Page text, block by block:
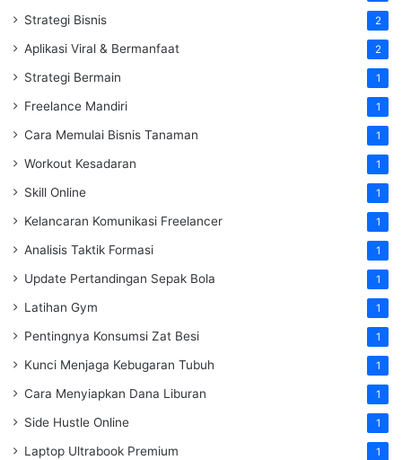
Strategi Bisnis 2
Aplikasi Viral & Bermanfaat 2
Strategi Bermain 1
Freelance Mandiri 1
Cara Memulai Bisnis Tanaman 1
Workout Kesadaran 1
Skill Online 1
Kelancaran Komunikasi Freelancer 1
Analisis Taktik Formasi 1
Update Pertandingan Sepak Bola 1
Latihan Gym 1
Pentingnya Konsumsi Zat Besi 1
Kunci Menjaga Kebugaran Tubuh 1
Cara Menyiapkan Dana Liburan 1
Side Hustle Online 1
Laptop Ultrabook Premium 1